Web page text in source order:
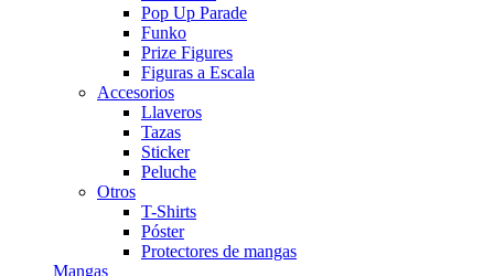
Pop Up Parade
Funko
Prize Figures
Figuras a Escala
Accesorios
Llaveros
Tazas
Sticker
Peluche
Otros
T-Shirts
Póster
Protectores de mangas
Mangas